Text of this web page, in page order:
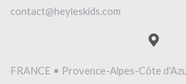
contact@heyleskids.com
FRANCE • Provence-Alpes-Côte